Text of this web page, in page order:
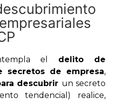
el
delito de
secretos de empresa,
descubrir un secreto
tendencial) realice,